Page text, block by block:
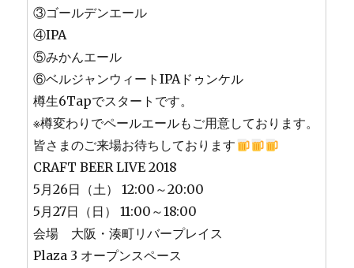
③ゴールデンエール
④IPA
⑤みかんエール
⑥ベルジャンウィートIPAドゥンケル
樽生6Tapでスタートです。
※樽変わりでペールエールもご用意しております。
皆さまのご来場お待ちしております
CRAFT BEER LIVE 2018
5月26日（土） 12:00～20:00
5月27日（日） 11:00～18:00
会場 大阪・湊町リバープレイス
Plaza 3 オープンスペース